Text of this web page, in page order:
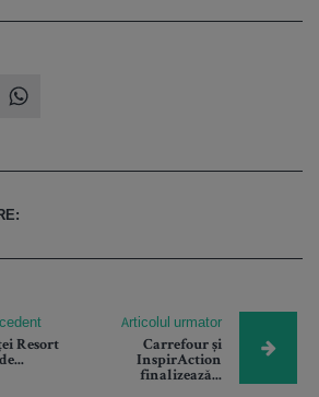
Resort
Articolul urmator
Carrefour și
InspirAction
finalizează...